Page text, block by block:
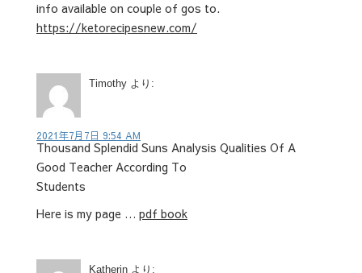
info available on couple of gos to.
https://ketorecipesnew.com/
Timothy より:
2021年7月7日 9:54 AM
Thousand Splendid Suns Analysis Qualities Of A
Good Teacher According To
Students
Here is my page … pdf book
Katherin より: